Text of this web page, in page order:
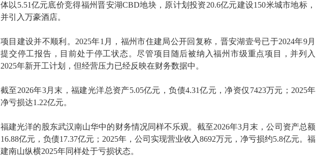
体以5.51亿元底价竞得福州晋安湖CBD地块，原计划投资20.6亿元建设150米城市地标，
并引入万豪酒店。
项目建设并不顺利。2025年1月，福州市住建局公开回复称，晋安湖壹号已于2024年9月
提交停工报告，目前处于停工状态。尽管项目随后被纳入福州市级重点项目，并列入
2025年新开工计划，但经营压力已经反映在财务数据中。
截至2026年3月末，福建光洋总资产5.05亿元，负债4.31亿元，净资仅7423万元；2025年
净亏损达1.22亿元。
福建光洋的股东武汉南山华中的财务情况同样不乐观。截至2026年3月末，公司资产总额
16.88亿元，负债17.37亿元；2025年，公司实现营业收入8692万元，净亏损约5.8亿元。福
建南山纵横2025年同样处于亏损状态。